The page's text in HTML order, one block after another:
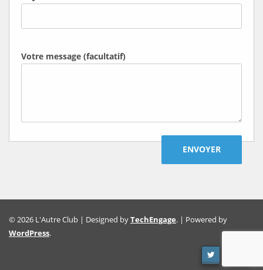
Votre message (facultatif)
© 2026 L'Autre Club | Designed byTechEngage. | Powered by
WordPress.